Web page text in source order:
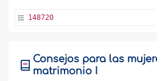
148720
Consejos para las
matrimonio I